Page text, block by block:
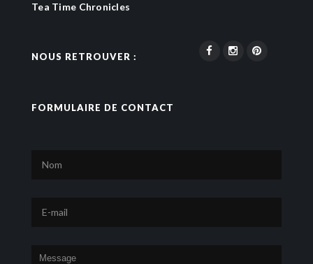
Tea Time Chronicles
NOUS RETROUVER :
FORMULAIRE DE CONTACT